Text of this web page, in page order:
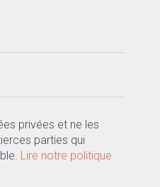
privées et ne les
parties qui
Lire notre politique